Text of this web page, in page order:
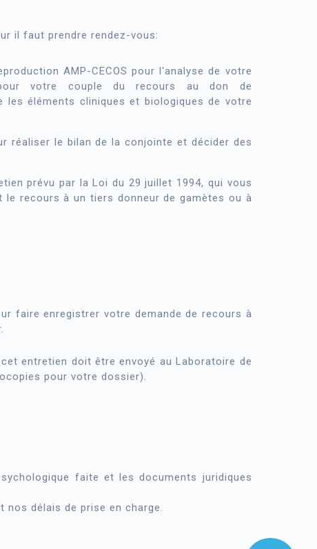
il faut prendre rendez-vous:
AMP-CECOS pour l'analyse de votre
votre couple du recours au don de
éléments cliniques et biologiques de votre
réaliser le bilan de la conjointe et décider des
prévu par la Loi du 29 juillet 1994, qui vous
recours à un tiers donneur de gamètes ou à
faire enregistrer votre demande de recours à
entretien doit être envoyé au Laboratoire de
pour votre dossier).
faite et les documents juridiques
délais de prise en charge.